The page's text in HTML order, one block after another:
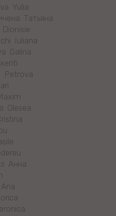
Yulia
Татьяна
Iuliana
Galina
Petrova
Olesea
Анна